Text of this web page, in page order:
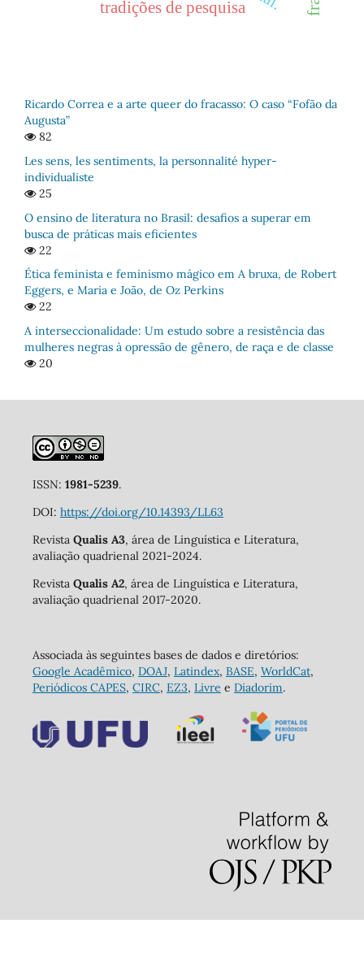
tradições de pesquisa
Ricardo Correa e a arte queer do fracasso: O caso “Fofão da
Augusta”
82
Les sens, les sentiments, la personnalité hyper-
individualiste
25
O ensino de literatura no Brasil: desafios a superar em
busca de práticas mais eficientes
22
Ética feminista e feminismo mágico em A bruxa, de Robert
Eggers, e Maria e João, de Oz Perkins
22
A interseccionalidade: Um estudo sobre a resistência das
mulheres negras à opressão de gênero, de raça e de classe
20
ISSN: 1981-5239.
DOI: https://doi.org/10.14393/LL63
Revista Qualis A3, área de Linguística e Literatura,
avaliação quadrienal 2021-2024.
Revista Qualis A2, área de Linguística e Literatura,
avaliação quadrienal 2017-2020.
Associada às seguintes bases de dados e diretórios:
Google Acadêmico, DOAJ, Latindex, BASE, WorldCat,
Periódicos CAPES, CIRC, EZ3, Livre e Diadorim.